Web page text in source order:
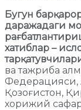
Бугун
даражадаги
хатиблар –
ва тажриба
Федерацияси,
Қозоғистон,
хорижий